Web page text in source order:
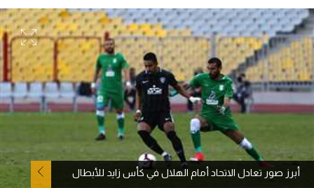
مسابقة التوقعات
فيديوهات
عدسات
آراء حرة
ركن الألعاب
بطولات
أبرز صور تعادل الاتحاد أمام الهلال في كأس زايد للأبطال